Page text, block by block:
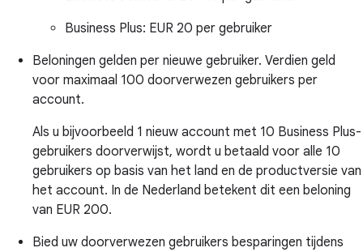
Business Plus: EUR 20 per gebruiker
Beloningen gelden per nieuwe gebruiker. Verdien geld
voor maximaal 100 doorverwezen gebruikers per
account.
Als u bijvoorbeeld 1 nieuw account met 10 Business Plus-
gebruikers doorverwijst, wordt u betaald voor alle 10
gebruikers op basis van het land en de productversie van
het account. In de Nederland betekent dit een beloning
van EUR 200.
Bied uw doorverwezen gebruikers besparingen tijdens